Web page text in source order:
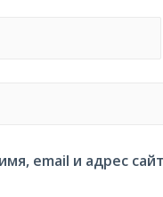
email и адрес